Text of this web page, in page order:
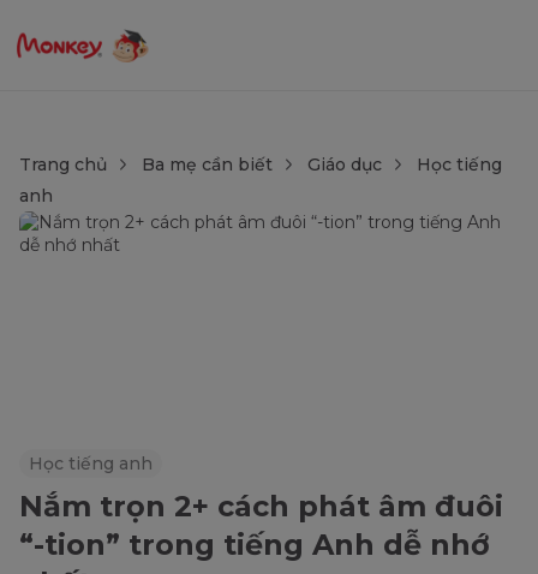
Trang chủ Ba mẹ cần biết Giáo dục
Học tiếng
anh
Học tiếng anh
Nắm trọn 2+ cách phát âm đuôi
“-tion” trong tiếng Anh dễ nhớ